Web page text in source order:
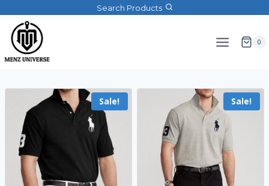
Search Products
0
Sale! Sale!